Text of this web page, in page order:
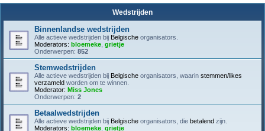
Wedstrijden
Binnenlandse wedstrijden
Alle actieve wedstrijden bij Belgische organisators.
Moderators: bloemeke grietje
Onderwerpen: 852
Stemwedstrijden
Alle actieve wedstrijden bij Belgische organisators, waarin stemmen/likes
verzameld worden om te winnen.
Moderator: Miss Jones
Onderwerpen: 2
Betaalwedstrijden
Alle actieve wedstrijden bij Belgische organisators, die betalend zijn.
Moderators: bloemeke grietje